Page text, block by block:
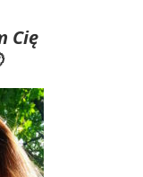
Cię